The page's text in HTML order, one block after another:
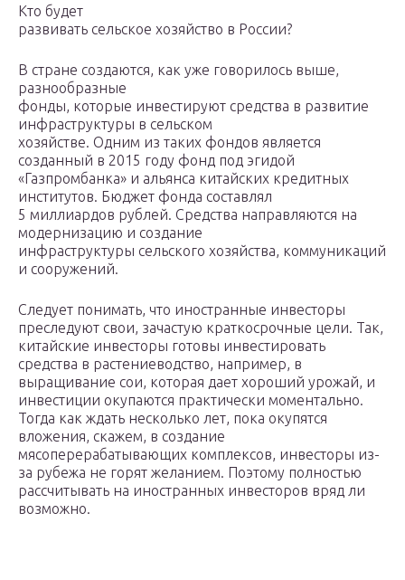
Кто будет
развивать сельское хозяйство в России?
В стране создаются, как уже говорилось выше,
разнообразные
фонды, которые инвестируют средства в развитие
инфраструктуры в сельском
хозяйстве. Одним из таких фондов является
созданный в 2015 году фонд под эгидой
«Газпромбанка» и альянса китайских кредитных
институтов. Бюджет фонда составлял
5 миллиардов рублей. Средства направляются на
модернизацию и создание
инфраструктуры сельского хозяйства, коммуникаций
и сооружений.
Следует понимать, что иностранные инвесторы
преследуют свои, зачастую краткосрочные цели. Так,
китайские инвесторы готовы инвестировать
средства в растениеводство, например, в
выращивание сои, которая дает хороший урожай, и
инвестиции окупаются практически моментально.
Тогда как ждать несколько лет, пока окупятся
вложения, скажем, в создание
мясоперерабатывающих комплексов, инвесторы из-
за рубежа не горят желанием. Поэтому полностью
рассчитывать на иностранных инвесторов вряд ли
возможно.